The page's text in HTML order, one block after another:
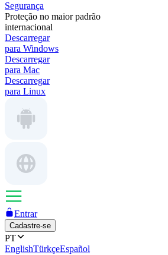
Segurança
Proteção no maior padrão
internacional
Descarregar
para Windows
Descarregar
para Mac
Descarregar
para Linux
Entrar
Cadastre-se
PT
EnglishTürkçeEspañol